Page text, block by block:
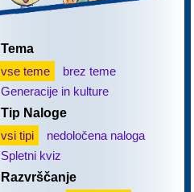
Tema
vse teme
brez teme
Generacije in kulture
Tip Naloge
vsi tipi
nedoločena naloga
Spletni kviz
Razvrščanje